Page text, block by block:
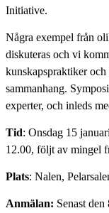
Initiative.
Några exempel från
diskuteras och vi
kunskapspraktiker
sammanhang.
experter, och inleds
Tid: Onsdag 15
12.00, följt av mingel
Plats: Nalen,
Anmälan: Senast